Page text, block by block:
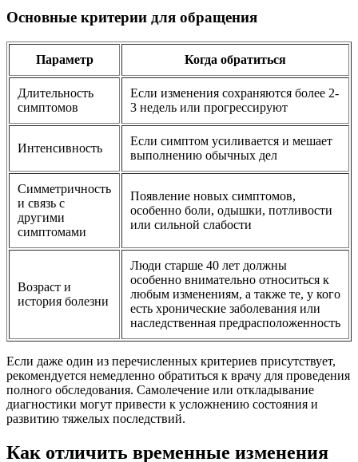
Основные критерии для обращения
Параметр Когда обратиться
Длительность
симптомов
Если изменения сохраняются более 2-
3 недель или прогрессируют
Интенсивность
Если симптом усиливается и мешает
выполнению обычных дел
Симметричность
и связь с
другими
симптомами
Появление новых симптомов,
особенно боли, одышки, потливости
или сильной слабости
Возраст и
история болезни
Люди старше 40 лет должны
особенно внимательно относиться к
любым изменениям, а также те, у кого
есть хронические заболевания или
наследственная предрасположенность
Если даже один из перечисленных критериев присутствует,
рекомендуется немедленно обратиться к врачу для проведения
полного обследования. Самолечение или откладывание
диагностики могут привести к усложнению состояния и
развитию тяжелых последствий.
Как отличить временные изменения